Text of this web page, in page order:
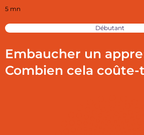
5 mn
Débutant
Embaucher un
Combien cela coûte-